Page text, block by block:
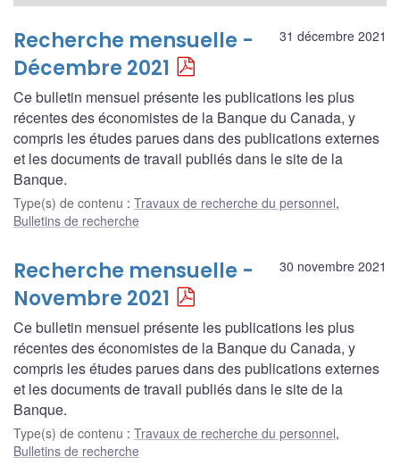
31 décembre 2021
Recherche mensuelle -
Décembre 2021
Ce bulletin mensuel présente les publications les plus
récentes des économistes de la Banque du Canada, y
compris les études parues dans des publications externes
et les documents de travail publiés dans le site de la
Banque.
Type(s) de contenu : Travaux de recherche du personnel,
Bulletins de recherche
30 novembre 2021
Recherche mensuelle -
Novembre 2021
Ce bulletin mensuel présente les publications les plus
récentes des économistes de la Banque du Canada, y
compris les études parues dans des publications externes
et les documents de travail publiés dans le site de la
Banque.
Type(s) de contenu : Travaux de recherche du personnel,
Bulletins de recherche